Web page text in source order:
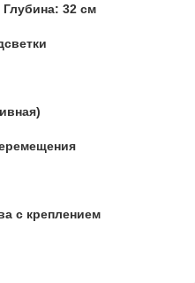
32 см
с креплением